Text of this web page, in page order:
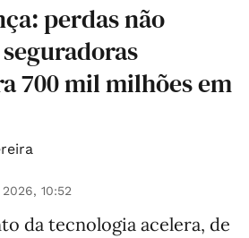
perdas não
700 mil milhões em
10:52
da tecnologia acelera, de